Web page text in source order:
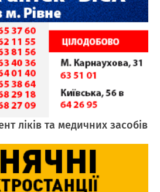
ліків та медичних засобів